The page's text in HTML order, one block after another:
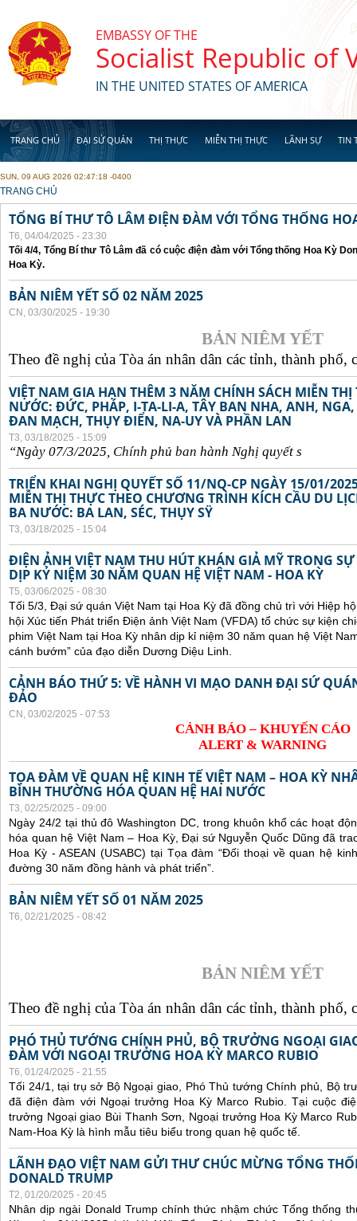
EMBASSY OF THE
Socialist Republic of
IN THE UNITED STATES OF AMERICA
TRANG CHỦ ĐẠI SỨ QUÁN THỊ THỰC MIỄN THỊ THỰC LÃNH SỰ TIN
SUN, 09 AUG 2026 02:47:18 -0400
YOU ARE HERE
TRANG CHỦ
TỔNG BÍ THƯ TÔ LÂM ĐIỆN ĐÀM VỚI TỔNG THỐNG
T6, 04/04/2025 - 23:30
Tối 4/4, Tổng Bí thư Tô Lâm đã có cuộc điện đàm với Tổng thống Hoa Kỳ
Hoa Kỳ.
BẢN NIÊM YẾT SỐ 02 NĂM 2025
CN, 03/30/2025 - 19:30
BẢN NIÊM YẾT
Theo đề nghị của Tòa án nhân dân các tỉnh, thành phố,
VIỆT NAM GIA HẠN THÊM 3 NĂM CHÍNH SÁCH MIỄN
NƯỚC: ĐỨC, PHÁP, I-TA-LI-A, TÂY BAN NHA, ANH,
ĐAN MẠCH, THỤY ĐIỂN, NA-UY VÀ PHẦN LAN
T3, 03/18/2025 - 15:09
“Ngày 07/3/2025, Chính phủ ban hành Nghị quyết s
TRIỂN KHAI NGHỊ QUYẾT SỐ 11/NQ-CP NGÀY 15/01/
MIỄN THỊ THỰC THEO CHƯƠNG TRÌNH KÍCH CẦU DU
BA NƯỚC: BA LAN, SÉC, THỤY SŸ
T3, 03/18/2025 - 15:04
ĐIỆN ẢNH VIỆT NAM THU HÚT KHÁN GIẢ MỸ TRONG
DỊP KỶ NIỆM 30 NĂM QUAN HỆ VIỆT NAM - HOA KỲ
T5, 03/06/2025 - 08:30
Tối 5/3, Đại sứ quán Việt Nam tại Hoa Kỳ đã đồng chủ trì với Hiệp
hội Xúc tiến Phát triển Điện ảnh Việt Nam (VFDA) tổ chức sự kiện
phim Việt Nam tại Hoa Kỳ nhân dịp kỉ niệm 30 năm quan hệ Việt
cánh bướm” của đạo diễn Dương Diệu Linh.
CẢNH BÁO THỨ 5: VỀ HÀNH VI MẠO DANH ĐẠI SỨ
ĐẢO
CN, 03/02/2025 - 07:53
CẢNH BÁO – KHUYẾN CÁO
ALERT & WARNING
TỌA ĐÀM VỀ QUAN HỆ KINH TẾ VIỆT NAM – HOA KỲ
BÌNH THƯỜNG HÓA QUAN HỆ HAI NƯỚC
T3, 02/25/2025 - 09:00
Ngày 24/2 tại thủ đô Washington DC, trong khuôn khổ các hoạt
hóa quan hệ Việt Nam – Hoa Kỳ, Đại sứ Nguyễn Quốc Dũng đã
Hoa Kỳ - ASEAN (USABC) tại Tọa đàm “Đối thoại về quan hệ
đường 30 năm đồng hành và phát triển”.
BẢN NIÊM YẾT SỐ 01 NĂM 2025
T6, 02/21/2025 - 08:42
BẢN NIÊM YẾT
Theo đề nghị của Tòa án nhân dân các tỉnh, thành phố,
PHÓ THỦ TƯỚNG CHÍNH PHỦ, BỘ TRƯỞNG NGOẠI
ĐÀM VỚI NGOẠI TRƯỞNG HOA KỲ MARCO RUBIO
T6, 01/24/2025 - 21:55
Tối 24/1, tại trụ sở Bộ Ngoại giao, Phó Thủ tướng Chính phủ, Bộ
đã điện đàm với Ngoại trưởng Hoa Kỳ Marco Rubio. Tại cuộc
trưởng Ngoại giao Bùi Thanh Sơn, Ngoại trưởng Hoa Kỳ Marco
Nam-Hoa Kỳ là hình mẫu tiêu biểu trong quan hệ quốc tế.
LÃNH ĐẠO VIỆT NAM GỬI THƯ CHÚC MỪNG TỔNG
DONALD TRUMP
T2, 01/20/2025 - 20:45
Nhân dịp ngài Donald Trump chính thức nhậm chức Tổng thống